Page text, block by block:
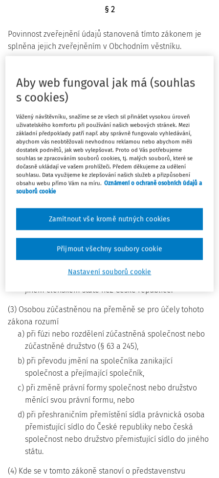
§ 2
Povinnost zveřejnění údajů stanovená tímto zákonem je
splněna jejich zveřejněním v Obchodním věstníku.
§ 3
(1) Členským státem se pro účely tohoto zákona rozumí
členský stát Evropské unie nebo jiný stát tvořící Evropský
hospodářský prostor.
(2) Podnikatelem se pro účely tohoto zákona rozumí
a) osoba zapsaná v obchodním rejstříku,
b) osoba, která podniká na základě živnostenského
oprávnění,
živnostenského oprávnění podle zvláštních právních
předpisů,
d) osoba, která provozuje zemědělskou výrobu a je
zapsána do evidence podle zvláštního právního
předpisu, nebo
e) zahraniční osoba (§ 59b), která má právo podnikat v
jiném členském státě než České republice.
(3) Osobou zúčastněnou na přeměně se pro účely tohoto
zákona rozumí
a) při fúzi nebo rozdělení zúčastněná společnost nebo
zúčastněné družstvo (§ 63 a 245),
b) při převodu jmění na společníka zanikající
společnost a přejímající společník,
c) při změně právní formy společnost nebo družstvo
měnící svou právní formu, nebo
d) při přeshraničním přemístění sídla právnická osoba
přemisťující sídlo do České republiky nebo česká
společnost nebo družstvo přemisťující sídlo do jiného
státu.
(4) Kde se v tomto zákoně stanoví o představenstvu
Aby web fungoval jak má (souhlas
s cookies)
Vážený návštěvníku, snažíme se ze všech sil přinášet vysokou úroveň
uživatelského komfortu při používání našich webových stránek. Mezi
základní předpoklady patří např. aby správně fungovalo vyhledávání,
abychom vás neobtěžovali nevhodnou reklamou nebo abychom měli
dostatek podnětů, jak web vylepšovat. Proto od Vás potřebujeme
souhlas se zpracováním souborů cookies, tj. malých souborů, které se
dočasně ukládají ve vašem prohlížeči. Předem děkujeme za udělení
souhlasu. Data využijeme ke zlepšování našich služeb a přizpůsobení
obsahu webu přímo Vám na míru. Oznámení o ochraně osobních údajů a
souborů cookie
Nastavení souborů cookie
Zamítnout vše kromě nutných cookies
Přijmout všechny soubory cookie